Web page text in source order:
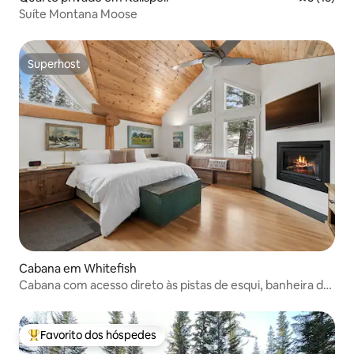
Suíte Montana Moose
Superhost
Superhost
Cabana em Whitefish
Cabana com acesso direto às pistas de esqui, banheira de
Favoritos dos hóspedes mais apreciados
Favorito dos hóspedes